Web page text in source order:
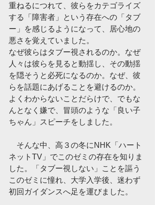
重ねるにつれて、彼らをカテゴライズ
する「障害者」という存在への「タブ
ー」を感じるようになって、居心地の
悪さを覚えていました。
なぜ彼らはタブー視されるのか。なぜ
人々は彼らを見ると動揺し、その動揺
を隠そうと必死になるのか。なぜ、彼
らを話題にあげることを避けるのか。
よくわからないことだらけで、でもな
んとなく嫌で、冒頭のような「良い子
ちゃん」スピーチをしました。
そんな中、高３の冬にNHK「ハート
ネットTV」でこのゼミの存在を知りま
した。「タブー視しない」ことを謳う
このゼミに憧れ、大学入学後、迷わず
初回ガイダンスへ足を運びました。